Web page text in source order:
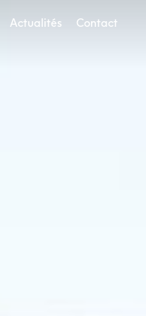
Actualités Contact